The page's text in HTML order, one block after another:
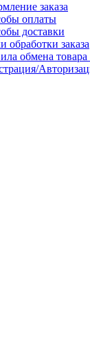
заказа
оплаты
доставки
обработки заказа
обмена товара